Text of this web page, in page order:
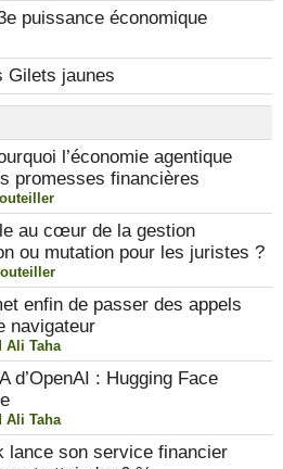
puissance économique
Gilets jaunes
l’économie agentique
promesses financières
au cœur de la gestion
ou mutation pour les juristes ?
enfin de passer des appels
navigateur
Ali Taha
d’OpenAI : Hugging Face
Ali Taha
lance son service financier